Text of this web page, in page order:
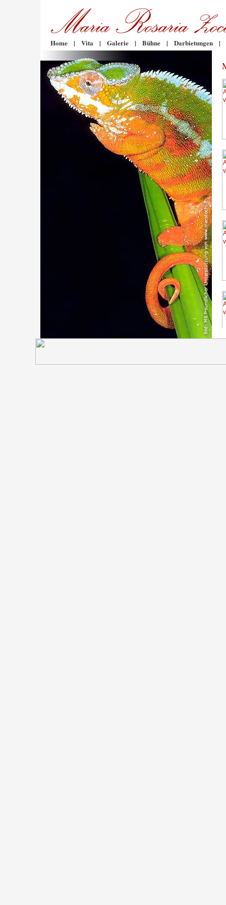
Home | Vita | Galerie | Bühne | Darbietungen |